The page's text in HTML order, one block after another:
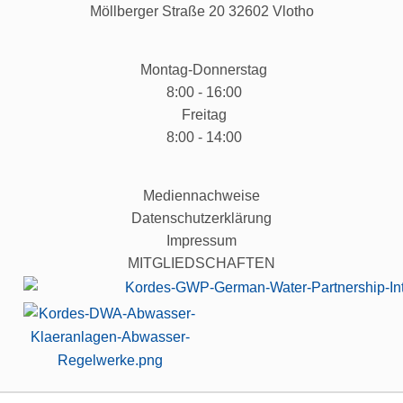
Möllberger Straße 20 32602 Vlotho
Montag-Donnerstag
8:00 - 16:00
Freitag
8:00 - 14:00
Mediennachweise
Datenschutzerklärung
Impressum
MITGLIEDSCHAFTEN